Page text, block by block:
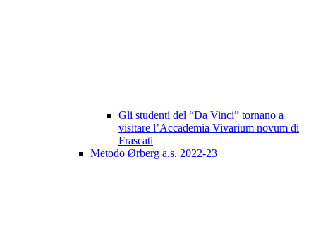
Gli studenti del “Da Vinci” tornano a
visitare l’Accademia Vivarium novum di
Frascati
Metodo Ørberg a.s. 2022-23